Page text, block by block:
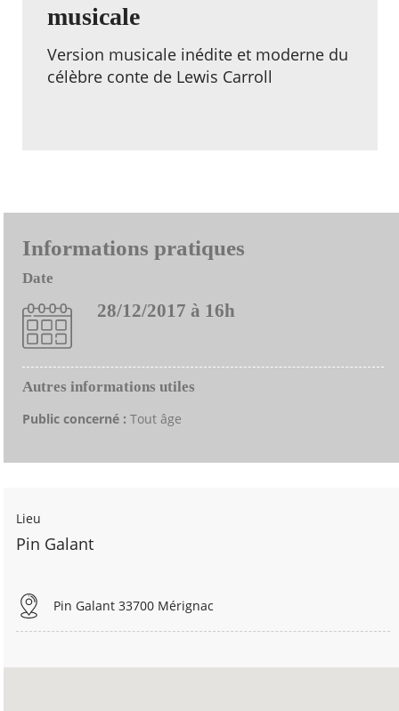
musicale
Version musicale inédite et moderne du
célèbre conte de Lewis Carroll
Informations pratiques
Date
28/12/2017 à 16h
Autres informations utiles
Public concerné : Tout âge
Lieu
Pin Galant
Pin Galant 33700 Mérignac